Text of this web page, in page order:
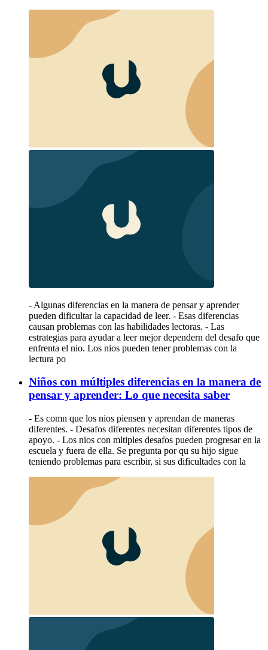
- Algunas diferencias en la manera de pensar y aprender
pueden dificultar la capacidad de leer. - Esas diferencias
causan problemas con las habilidades lectoras. - Las
estrategias para ayudar a leer mejor dependern del desafo que
enfrenta el nio. Los nios pueden tener problemas con la
lectura po
Niños con múltiples diferencias en la manera de
pensar y aprender: Lo que necesita saber
- Es comn que los nios piensen y aprendan de maneras
diferentes. - Desafos diferentes necesitan diferentes tipos de
apoyo. - Los nios con mltiples desafos pueden progresar en la
escuela y fuera de ella. Se pregunta por qu su hijo sigue
teniendo problemas para escribir, si sus dificultades con la